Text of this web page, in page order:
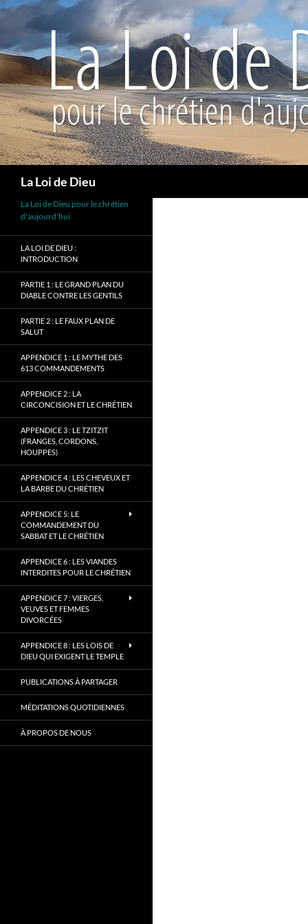
La Loi de Dieu
La Loi de Dieu pour le chrétien
d'aujourd'hui
LA LOI DE DIEU :
INTRODUCTION
PARTIE 1 : LE GRAND PLAN DU
DIABLE CONTRE LES GENTILS
PARTIE 2 : LE FAUX PLAN DE
SALUT
APPENDICE 1 : LE MYTHE DES
613 COMMANDEMENTS
APPENDICE 2 : LA
CIRCONCISION ET LE CHRÉTIEN
APPENDICE 3 : LE TZITZIT
(FRANGES, CORDONS,
HOUPPES)
APPENDICE 4 : LES CHEVEUX ET
LA BARBE DU CHRÉTIEN
APPENDICE 5: LE
COMMANDEMENT DU
SABBAT ET LE CHRÉTIEN
APPENDICE 6 : LES VIANDES
INTERDITES POUR LE CHRÉTIEN
APPENDICE 7 : VIERGES,
VEUVES ET FEMMES
DIVORCÉES
APPENDICE 8 : LES LOIS DE
DIEU QUI EXIGENT LE TEMPLE
PUBLICATIONS À PARTAGER
MÉDITATIONS QUOTIDIENNES
À PROPOS DE NOUS